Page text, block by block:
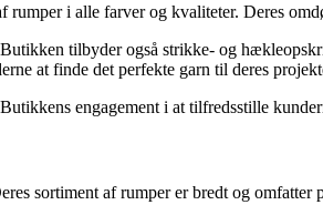
i alle farver og kvaliteter. Deres
tilbyder også strikke- og
at finde det perfekte garn til deres
engagement i at tilfredsstille
sortiment af rumper er bredt og omfatter